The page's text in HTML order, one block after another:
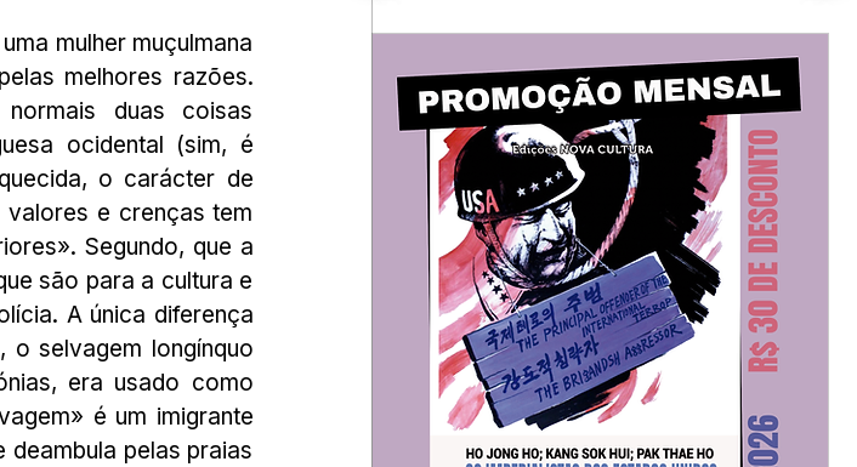
mulher muçulmana
melhores razões.
duas coisas
ocidental (sim, é
o carácter de
e crenças tem
Segundo, que a
são para a cultura e
A única diferença
selvagem longínquo
era usado como
é um imigrante
pelas praias